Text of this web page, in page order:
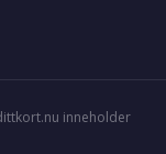
inneholder